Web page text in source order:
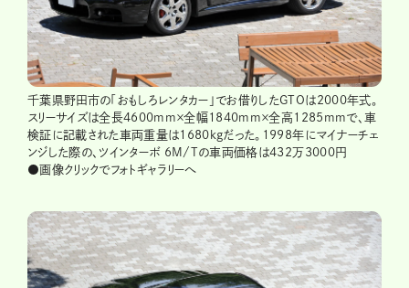
千葉県野田市の「おもしろレンタカー」でお借りしたGTOは2000年式。
スリーサイズは全長4600mm×全幅1840mm×全高1285mmで、車
検証に記載された車両重量は1680kgだった。1998年にマイナーチェ
ンジした際の、ツインターボ 6M/Tの車両価格は432万3000円
●画像クリックでフォトギャラリーへ